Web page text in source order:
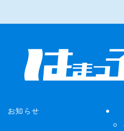
お知らせ